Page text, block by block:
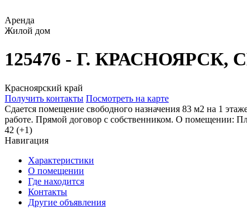
Аренда
Жилой дом
125476 - Г.
Красноярский край
Получить контакты Посмотреть на карте
Сдается помещение свободного назначения 83 м2 на 1
работе. Прямой договор с собственником. О помещении:
42 (+1)
Навигация
Характеристики
О помещении
Где находится
Контакты
Другие объявления